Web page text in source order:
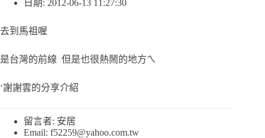
日期: 2012-06-13 11:27:30
去到馬祖喔
是台灣的前線 但是也很熱鬧的地方ㄟ
‘謝謝雲的分享介紹
留言者: 安居
Email: f52259@yahoo.com.tw